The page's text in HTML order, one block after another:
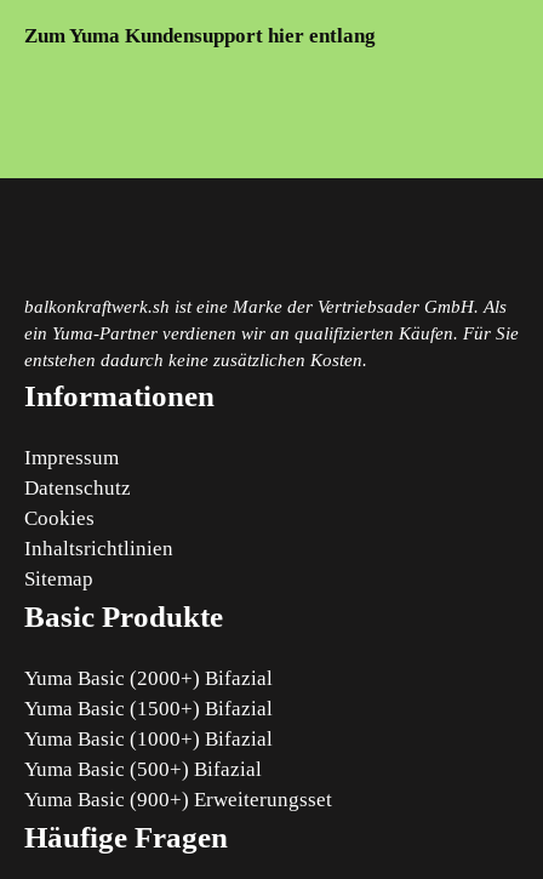
Zum Yuma Kundensupport hier entlang
balkonkraftwerk.sh ist eine Marke der Vertriebsader GmbH. Als
ein Yuma-Partner verdienen wir an qualifizierten Käufen. Für Sie
entstehen dadurch keine zusätzlichen Kosten.
Informationen
Impressum
Datenschutz
Cookies
Inhaltsrichtlinien
Sitemap
Basic Produkte
Yuma Basic (2000+) Bifazial
Yuma Basic (1500+) Bifazial
Yuma Basic (1000+) Bifazial
Yuma Basic (500+) Bifazial
Yuma Basic (900+) Erweiterungsset
Häufige Fragen